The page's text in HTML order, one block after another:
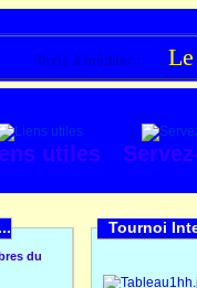
Texte à méditer :
utiles
du
Tournoi